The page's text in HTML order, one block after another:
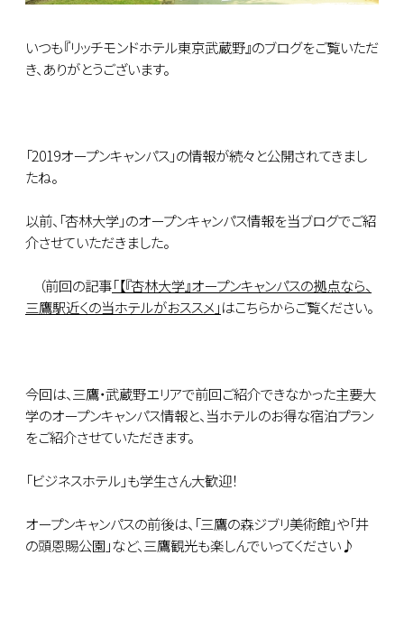
いつも『リッチモンドホテル東京武蔵野』のブログをご覧いただ
き、ありがとうございます。
「2019オープンキャンパス」の情報が続々と公開されてきまし
たね。
以前、「杏林大学」のオープンキャンパス情報を当ブログでご紹
介させていただきました。
（前回の記事「【『杏林大学』オープンキャンパスの拠点なら、
三鷹駅近くの当ホテルがおススメ」はこちらからご覧ください。
今回は、三鷹・武蔵野エリアで前回ご紹介できなかった主要大
学のオープンキャンパス情報と、当ホテルのお得な宿泊プラン
をご紹介させていただきます。
「ビジネスホテル」も学生さん大歓迎！
オープンキャンパスの前後は、「三鷹の森ジブリ美術館」や「井
の頭恩賜公園」など、三鷹観光も楽しんでいってください♪